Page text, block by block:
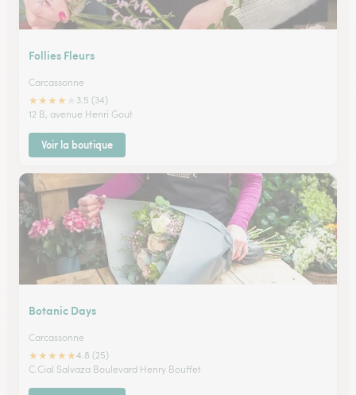
Follies Fleurs
Carcassonne
★★★★
3.5 (34)
12 B, avenue Henri Gout
Voir la boutique
Botanic Days
Carcassonne
★★★★★4.8 (25)
C.Cial Salvaza Boulevard Henry Bouffet